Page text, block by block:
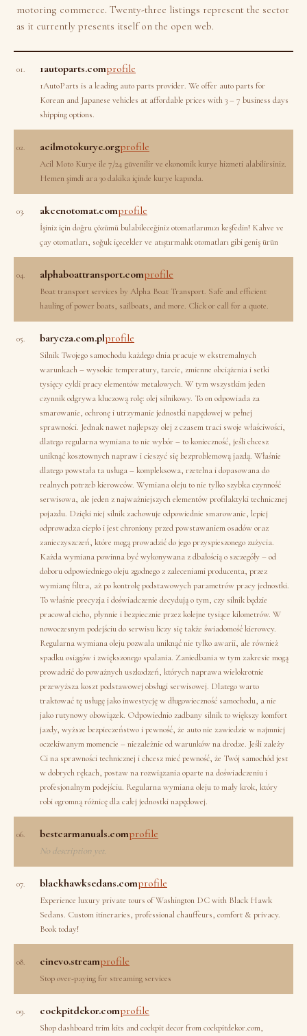
motoring commerce. Twenty-three listings represent the sector
as it currently presents itself on the open web.
01. 1autoparts.comprofile
1AutoParts is a leading auto parts provider. We offer auto parts for
Korean and Japanese vehicles at affordable prices with 3 – 7 business days
shipping options.
02. acilmotokurye.orgprofile
Acil Moto Kurye ile 7/24 güvenilir ve ekonomik kurye hizmeti alabilirsiniz.
Hemen şimdi ara 30 dakika içinde kurye kapında.
03. akcenotomat.comprofile
İşiniz için doğru çözümü bulabileceğiniz otomatlarımızı keşfedin! Kahve ve
çay otomatları, soğuk içecekler ve atıştırmalık otomatları gibi geniş ürün
04. alphaboattransport.comprofile
Boat transport services by Alpha Boat Transport. Safe and efficient
hauling of power boats, sailboats, and more. Click or call for a quote.
05. barycza.com.plprofile
Silnik Twojego samochodu każdego dnia pracuje w ekstremalnych
warunkach – wysokie temperatury, tarcie, zmienne obciążenia i setki
tysięcy cykli pracy elementów metalowych. W tym wszystkim jeden
czynnik odgrywa kluczową rolę: olej silnikowy. To on odpowiada za
smarowanie, ochronę i utrzymanie jednostki napędowej w pełnej
sprawności. Jednak nawet najlepszy olej z czasem traci swoje właściwości,
dlatego regularna wymiana to nie wybór – to konieczność, jeśli chcesz
uniknąć kosztownych napraw i cieszyć się bezproblemową jazdą. Właśnie
dlatego powstała ta usługa – kompleksowa, rzetelna i dopasowana do
realnych potrzeb kierowców. Wymiana oleju to nie tylko szybka czynność
serwisowa, ale jeden z najważniejszych elementów profilaktyki technicznej
pojazdu. Dzięki niej silnik zachowuje odpowiednie smarowanie, lepiej
odprowadza ciepło i jest chroniony przed powstawaniem osadów oraz
zanieczyszczeń, które mogą prowadzić do jego przyspieszonego zużycia.
Każda wymiana powinna być wykonywana z dbałością o szczegóły – od
doboru odpowiedniego oleju zgodnego z zaleceniami producenta, przez
wymianę filtra, aż po kontrolę podstawowych parametrów pracy jednostki.
To właśnie precyzja i doświadczenie decydują o tym, czy silnik będzie
pracował cicho, płynnie i bezpiecznie przez kolejne tysiące kilometrów. W
nowoczesnym podejściu do serwisu liczy się także świadomość kierowcy.
Regularna wymiana oleju pozwala uniknąć nie tylko awarii, ale również
spadku osiągów i zwiększonego spalania. Zaniedbania w tym zakresie mogą
prowadzić do poważnych uszkodzeń, których naprawa wielokrotnie
przewyższa koszt podstawowej obsługi serwisowej. Dlatego warto
traktować tę usługę jako inwestycję w długowieczność samochodu, a nie
jako rutynowy obowiązek. Odpowiednio zadbany silnik to większy komfort
jazdy, wyższe bezpieczeństwo i pewność, że auto nie zawiedzie w najmniej
oczekiwanym momencie – niezależnie od warunków na drodze. Jeśli zależy
Ci na sprawności technicznej i chcesz mieć pewność, że Twój samochód jest
w dobrych rękach, postaw na rozwiązania oparte na doświadczeniu i
profesjonalnym podejściu. Regularna wymiana oleju to mały krok, który
robi ogromną różnicę dla całej jednostki napędowej.
06. bestcarmanuals.comprofile
No description yet.
07. blackhawksedans.comprofile
Experience luxury private tours of Washington DC with Black Hawk
Sedans. Custom itineraries, professional chauffeurs, comfort & privacy.
Book today!
08. cinevo.streamprofile
Stop over-paying for streaming services
09. cockpitdekor.comprofile
Shop dashboard trim kits and cockpit decor from cockpitdekor.com,